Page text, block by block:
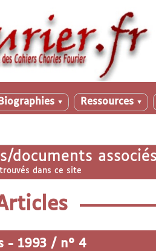
Biographies ▼ Ressources ▼
documents
dans ce site
- 1993 / n° 4